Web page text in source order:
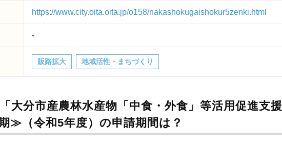
https://www.city.oita.oita.jp/o158/nakashokugaishokur5zenki.html
-
販路拡大 地域活性・まちづくり
大分市産農林水産物「中食・外食」等活用促進支援
≫（令和5年度）の申請期間は？